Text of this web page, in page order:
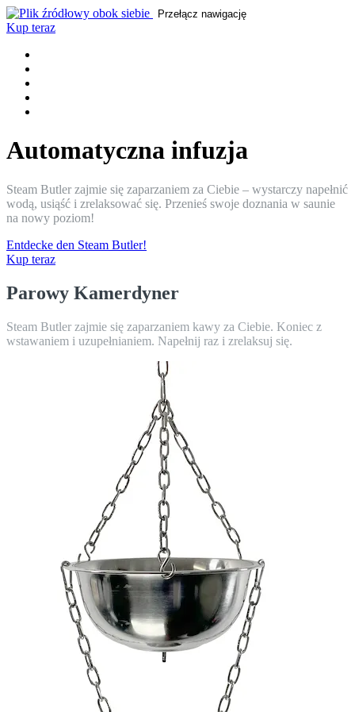
Przełącz nawigację
Kup teraz
Automatyczna infuzja
Steam Butler zajmie się zaparzaniem za Ciebie – wystarczy napełnić
wodą, usiąść i zrelaksować się. Przenieś swoje doznania w saunie
na nowy poziom!
Entdecke den Steam Butler!
Kup teraz
Parowy Kamerdyner
Steam Butler zajmie się zaparzaniem kawy za Ciebie. Koniec z
wstawaniem i uzupełnianiem. Napełnij raz i zrelaksuj się.